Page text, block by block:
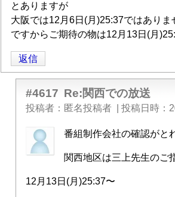
とありますが
大阪では12月6日(月)25:37ではあり
ですからご期待の物は12月13日(月
返信
#4617 Re:関西での放送
投稿者 匿名投稿者 投稿日時
匿
名
稿
番組制作会社の確認がと
関西地区は三上先生のご
12月13日(月)25:37〜